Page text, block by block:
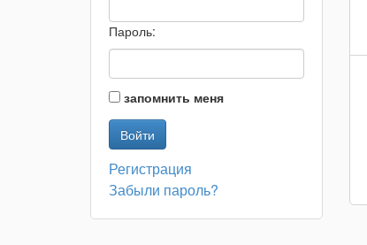
Пароль:
запомнить меня
Регистрация
Забыли пароль?